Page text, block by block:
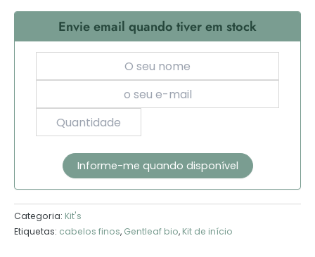
Envie email quando tiver em stock
Categoria: Kit's
Etiquetas: cabelos finos, Gentleaf bio, Kit de início